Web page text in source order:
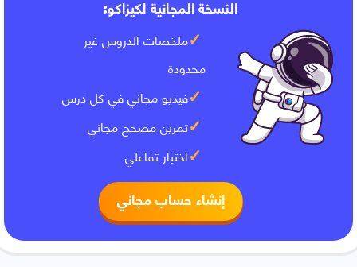
النسخة المجانية لكيزاكو:
ملخصات الدروس غير
محدودة
فيديو مجاني في كل درس
تمرين مصحح مجاني
اختبار تفاعلي
إنشاء حساب مجاني